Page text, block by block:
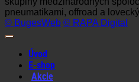
pneumatikami, offroad a
© BugesWeb © RAPA Digital
Úvod
E-shop
Akcie